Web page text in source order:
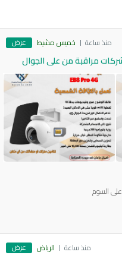
منذ ساعة خميس مشيط عرض
على السوم
منذ ساعة الرياض عرض